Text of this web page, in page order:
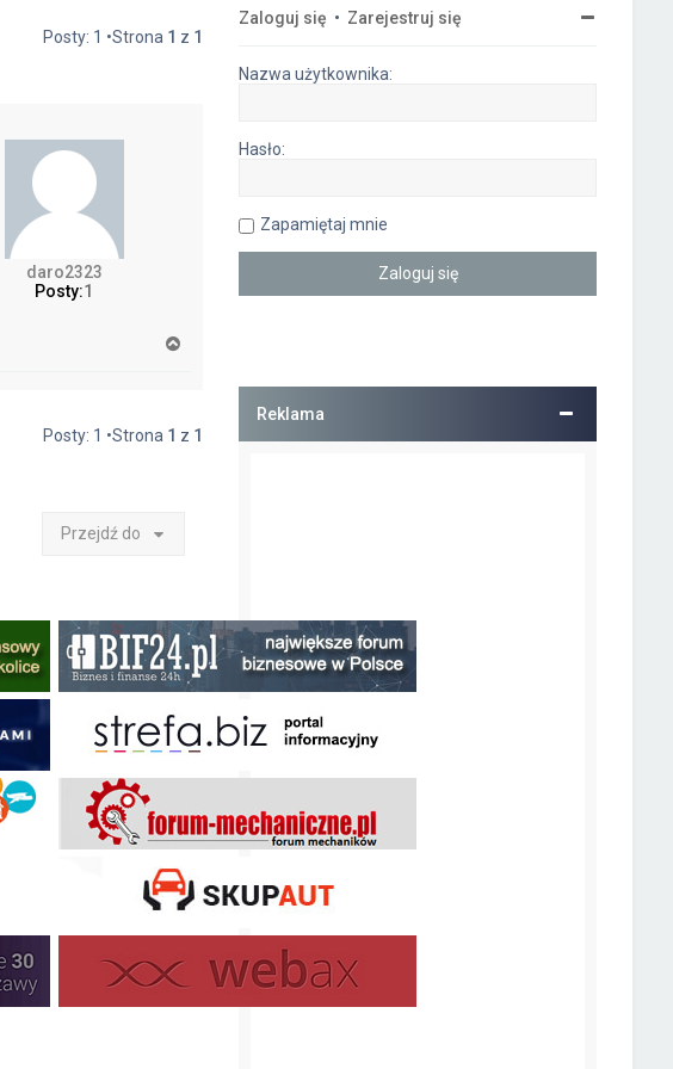
Posty: 1 •Strona 1 z 1
daro2323
Posty:1
ę
Posty: 1 •Strona 1 z 1
Przejdź do
Zaloguj się • Zarejestruj się
Nazwa użytkownika:
Hasło:
Zapamiętaj mnie
Reklama